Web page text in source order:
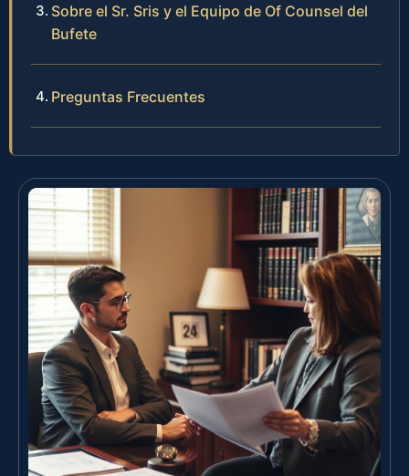
Sobre el Sr. Sris y el Equipo de Of Counsel del
Bufete
Preguntas Frecuentes